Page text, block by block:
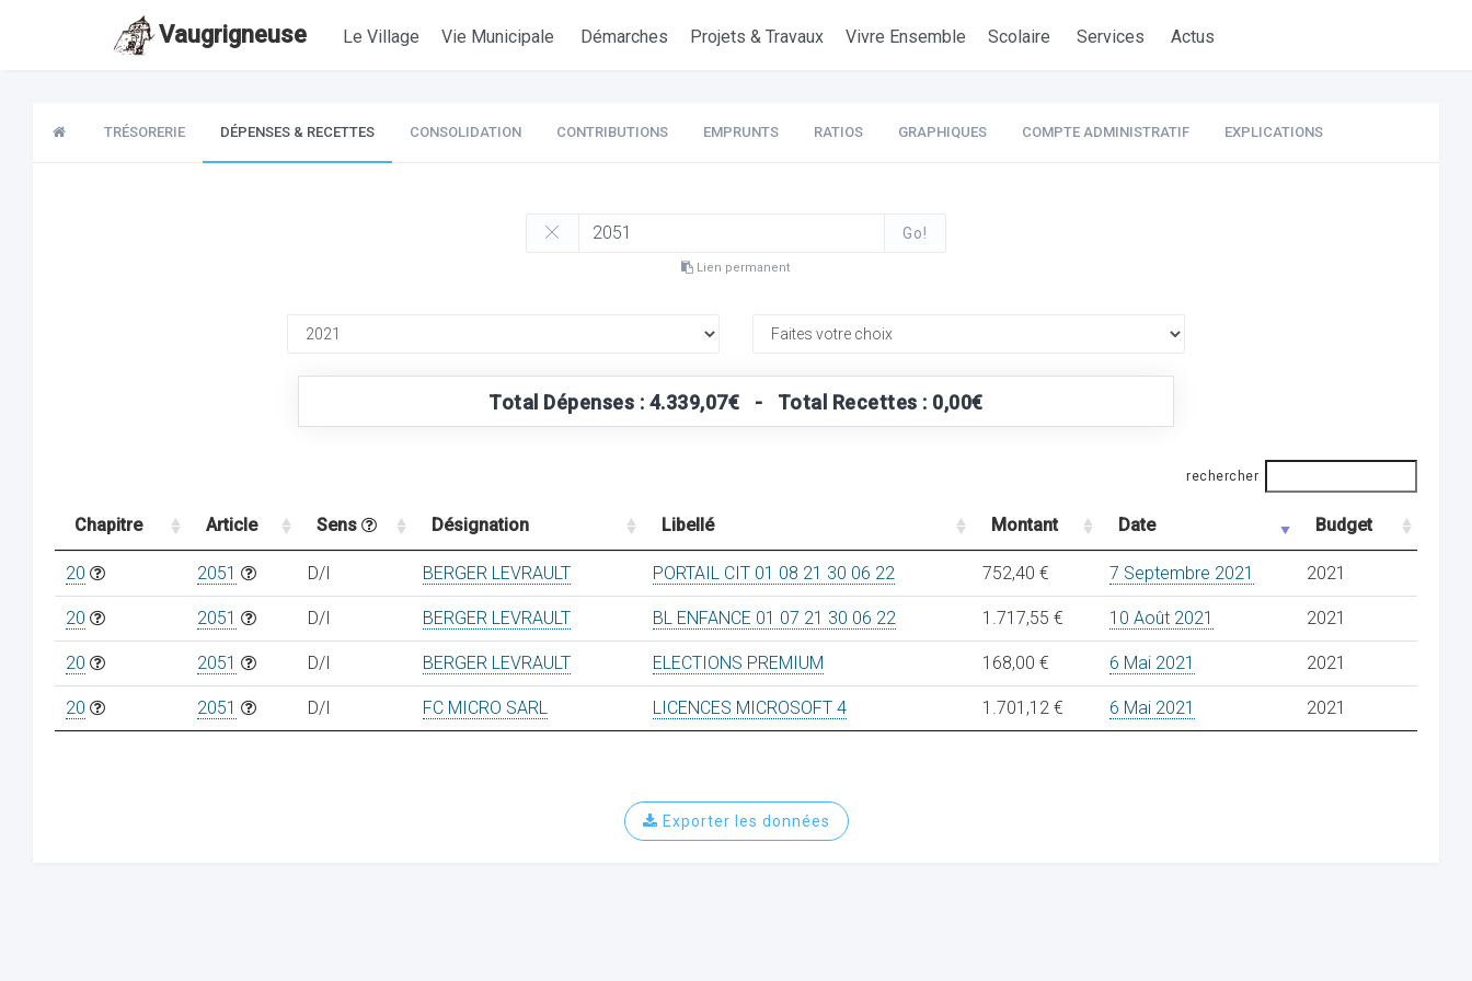
Vaugrigneuse Le Village Vie Municipale Démarches Projets & Travaux Vivre Ensemble Scolaire Services Actus
TRÉSORERIE DÉPENSES & RECETTES CONSOLIDATION CONTRIBUTIONS EMPRUNTS RATIOS GRAPHIQUES COMPTE ADMINISTRATIF EXPLICATIONS
Go!
Lien permanent
Total Dépenses : 4.339,07€ - Total Recettes : 0,00€
rechercher
Chapitre Article Sens Désignation Libellé Montant Date Budget
20 2051 D/I BERGER LEVRAULT PORTAIL CIT 01 08 21 30 06 22 752,40 € 7 Septembre 2021 2021
20 2051 D/I BERGER LEVRAULT BL ENFANCE 01 07 21 30 06 22 1.717,55 € 10 Août 2021 2021
20 2051 D/I BERGER LEVRAULT ELECTIONS PREMIUM 168,00 € 6 Mai 2021 2021
20 2051 D/I FC MICRO SARL LICENCES MICROSOFT 4 1.701,12 € 6 Mai 2021 2021
Exporter les données